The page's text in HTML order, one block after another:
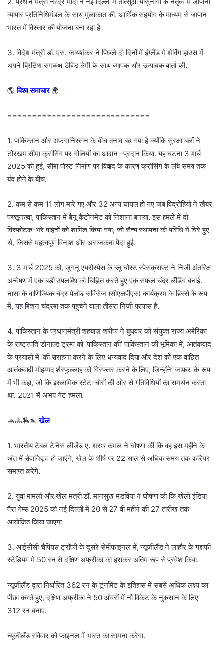
व्यापार प्रतिनिधिमंडल के साथ मुलाकात की. आर्थिक सहयोग के माध्यम से जापान
भारत में विस्तार की योजना बना रहा है
3. विदेश मंत्री डॉ. एस. जायशंकर ने पिछले दो दिनों में इंग्लैंड में शेविंग हाउस में
अपने ब्रिटिश समकक्ष डेविड लेमी के साथ व्यापक और उत्पादक वार्ता की.
🌎विश्व समाचार 🌍
=============================
1. पाकिस्तान और अफगानिस्तान के बीच तनाव बढ़ गया है क्योंकि सुरक्षा बलों ने
टोरखम सीमा क्रॉसिंग पर गोलियों का आदान -प्रदान किया. यह घटना 3 मार्च
2025 को हुई, सीमा पोस्ट निर्माण पर विवाद के कारण क्रॉसिंग के लंबे समय तक
बंद होने के बीच.
2. कम से कम 11 लोग मारे गए और 32 अन्य घायल हो गए जब विद्रोहियों ने खैबर
पख्तूनख्वा, पाकिस्तान में बैनू कैंटोनमेंट को निशाना बनाया. इस हमले में दो
विस्फोटक-भरे वाहनों को शामिल किया गया, जो सैन्य स्थापना की परिधि में घिरे हुए
थे, जिससे महत्वपूर्ण विनाश और अराजकता पैदा हुई.
3. 3 मार्च 2025 को, जुगनू एयरोस्पेस के ब्लू घोस्ट स्पेसक्राफ्ट ने निजी अंतरिक्ष
अन्वेषण में एक बड़ी उपलब्धि को चिह्नित करते हुए एक सफल चंद्र लैंडिंग बनाई.
नासा के वाणिज्यिक चंद्र पेलोड सर्विसेज (सीएलपीएस) कार्यक्रम के हिस्से के रूप
में, यह मिशन चंद्रमा तक पहुंचने वाला तीसरा निजी प्रयास है.
4. पाकिस्तान के प्रधानमंत्री शहबाज़ शरीफ ने बुधवार को संयुक्त राज्य अमेरिका
के राष्ट्रपति डोनाल्ड ट्रम्प को ‘पाकिस्तान की’ पाकिस्तान की भूमिका में, आतंकवाद
के प्रयासों में ‘की सराहना करने के लिए धन्यवाद दिया और देश को एक वांछित
आतंकवादी मोहम्मद शैरफुल्लाह को गिरफ्तार करने के लिए, जिन्होंने’ जाफ़र ‘के रूप
में भी कहा, जो कि इस्लामिक स्टेट-चोरों की ओर से गतिविधियों का समर्थन करता
था. 2021 में अभय गेट हमला.
🚣🚴🏇🏊खेल
1. भारतीय टेबल टेनिस लीजेंड ए. शरथ कमल ने घोषणा की कि वह इस महीने के
अंत में सेवानिवृत्त हो जाएंगे, खेल के शीर्ष पर 22 साल से अधिक समय तक करियर
समाप्त करेंगे.
2. युवा मामलों और खेल मंत्री डॉ. मानसुख मंडविया ने घोषणा की कि खेलो इंडिया
पैरा गेम्स 2025 को नई दिल्ली में 20 से 27 वीं महीने की 27 तारीख तक
आयोजित किया जाएगा.
3. आईसीसी चैंपियंस ट्रॉफी के दूसरे सेमीफाइनल में, न्यूजीलैंड ने लाहौर के गद्दाफी
स्टेडियम में 50 रन से दक्षिण अफ्रीका को हराकर अंतिम रूप से प्रवेश किया.
न्यूजीलैंड द्वारा निर्धारित 362 रन के टूर्नामेंट के इतिहास में सबसे अधिक लक्ष्य का
पीछा करते हुए, दक्षिण अफ्रीका ने 50 ओवरों में नौ विकेट के नुकसान के लिए
312 रन बनाए.
न्यूजीलैंड रविवार को फाइनल में भारत का सामना करेगा.